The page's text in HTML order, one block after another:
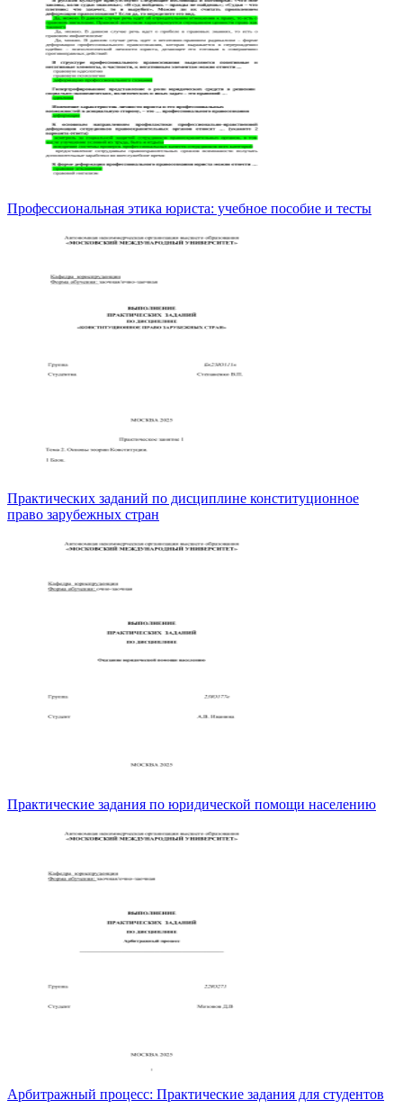
Профессиональная этика юриста: учебное пособие и тесты
Практических заданий по дисциплине конституционное
право зарубежных стран
Практические задания по юридической помощи населению
Арбитражный процесс: Практические задания для студентов